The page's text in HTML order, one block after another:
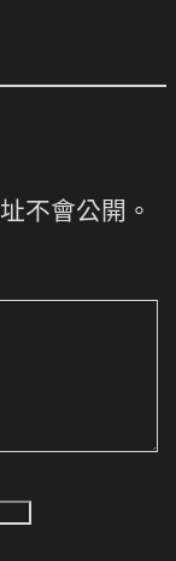
不會公開。